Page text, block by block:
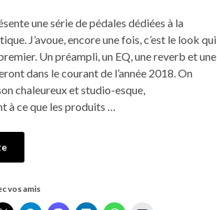
une série de pédales dédiées à la
J’avoue, encore une fois, c’est le look qui
Un préampli, un EQ, une reverb et une
dans le courant de l’année 2018. On
chaleureux et studio-esque,
à ce que les produits …
vos amis